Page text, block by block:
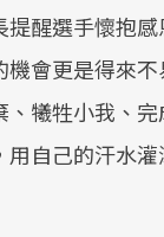
醒選手懷抱
會更是得來
犧牲小我、
自己的汗水